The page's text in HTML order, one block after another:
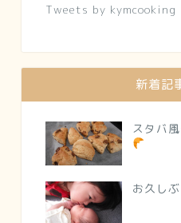
Tweets by kymcooking
新着記
スタバ
お久し